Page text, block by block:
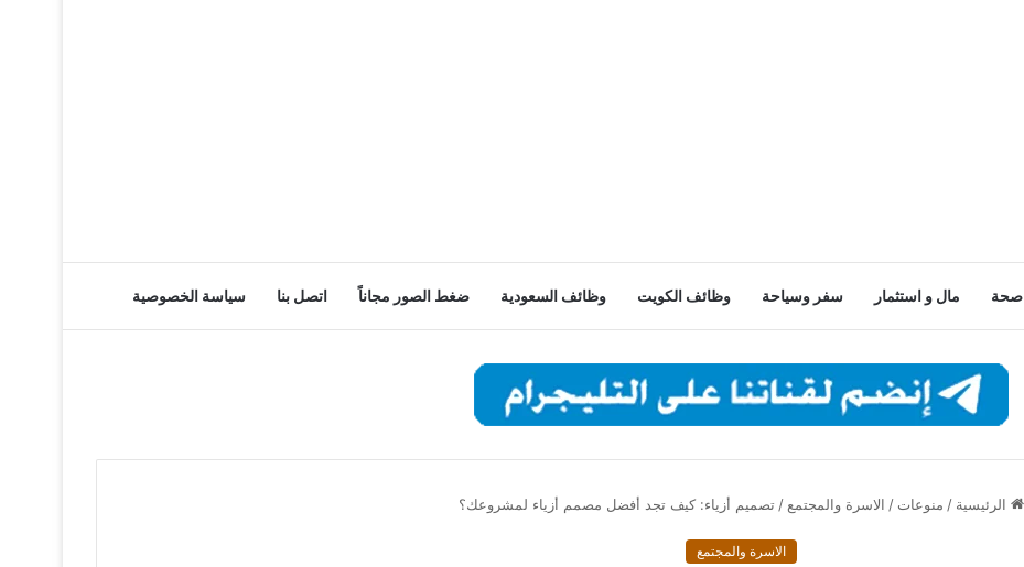
صحة مال و استثمار سفر وسياحة وظائف الكويت وظائف السعودية ضغط الصور مجاناً اتصل بنا سياسة الخصوصية
الرئيسية / منوعات / الاسرة والمجتمع / تصميم أزياء: كيف تجد أفضل مصمم أزياء لمشروعك؟
الاسرة والمجتمع